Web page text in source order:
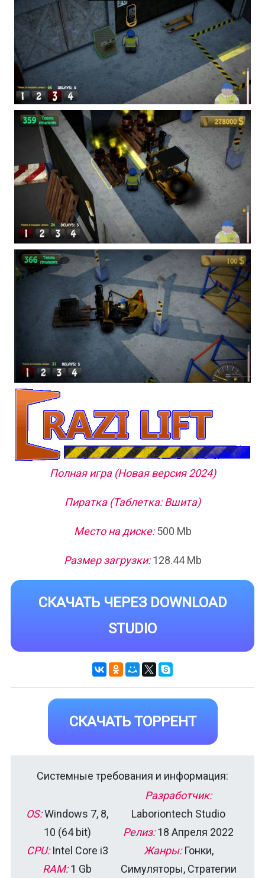
Полная игра (Новая версия 2024)
Пиратка (Таблетка: Вшита)
Место на диске:500 Mb
Размер загрузки:128.44 Mb
СКАЧАТЬ ЧЕРЕЗ DOWNLOAD
STUDIO
СКАЧАТЬ ТОРРЕНТ
Системные требования и информация:
OS:Windows 7, 8,
10 (64 bit)
CPU:Intel Core i3
RAM:1 Gb
Разработчик:
Laboriontech Studio
Релиз:18 Апреля 2022
Жанры:Гонки,
Симуляторы, Стратегии